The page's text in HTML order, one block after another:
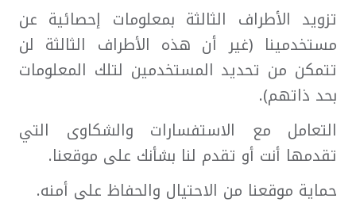
تزويد الأطراف الثالثة بمعلومات إحصائية عن
مستخدمينا (غير أن هذه الأطراف الثالثة لن
تتمكن من تحديد المستخدمين لتلك المعلومات
بحد ذاتهم).
التعامل مع الاستفسارات والشكاوى التي
تقدمها أنت أو تقدم لنا بشأنك على موقعنا.
حماية موقعنا من الاحتيال والحفاظ على أمنه.